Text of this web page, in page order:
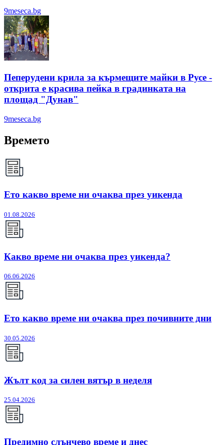
9meseca.bg
Пеперудени крила за кърмещите майки в Русе -
открита е красива пейка в градинката на
площад "Дунав"
9meseca.bg
Времето
Ето какво време ни очаква през уикенда
01.08.2026
Какво време ни очаква през уикенда?
06.06.2026
Ето какво време ни очаква през почивните дни
30.05.2026
Жълт код за силен вятър в неделя
25.04.2026
Предимно слънчево време и днес